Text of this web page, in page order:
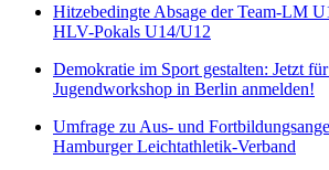
Hitzebedingte Absage der Team-LM
HLV-Pokals U14/U12
Demokratie im Sport gestalten: Jetzt
Jugendworkshop in Berlin anmelden!
Umfrage zu Aus- und
Hamburger Leichtathletik-Verband